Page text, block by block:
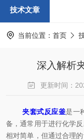
技术文章
当前位置： 首页
深入解析
更新时间：
夹套式反应釜是一
备，通常用于进行化学
相对简单，但通过合理